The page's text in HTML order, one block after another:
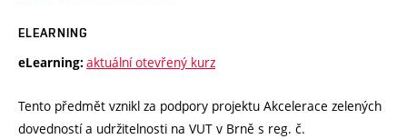
ELEARNING
eLearning: aktuální otevřený kurz
Tento předmět vznikl za podpory projektu Akcelerace zelených
dovedností a udržitelnosti na VUT v Brně s reg. č.